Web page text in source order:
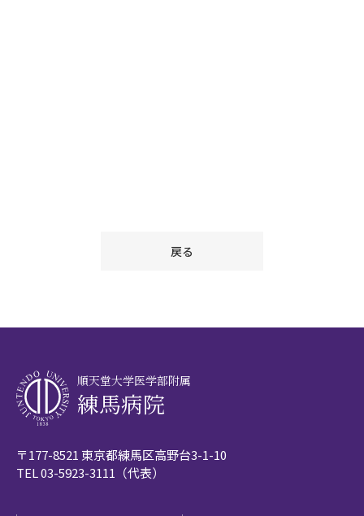
戻る
順天堂大学医学部附属
練馬病院
〒177-8521 東京都練馬区高野台3-1-10
TEL03-5923-3111 （代表）